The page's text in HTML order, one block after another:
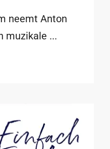
neemt Anton
muzikale ...